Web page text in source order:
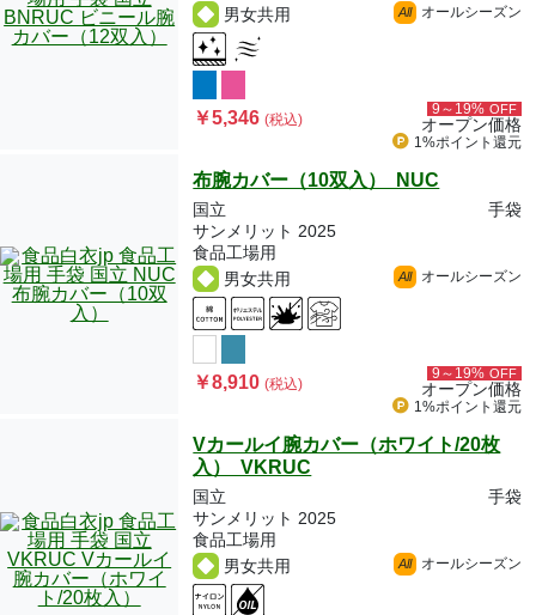
男女共用
All オールシーズン
￥5,346(税込)
9～19% OFF
オープン価格
1%ポイント 還元
布腕カバー（10双入） NUC
国立
手袋
サンメリット 2025
食品工場用
男女共用
All オールシーズン
￥8,910(税込)
9～19% OFF
オープン価格
1%ポイント 還元
Vカールイ腕カバー（ホワイト/20枚
入） VKRUC
国立
手袋
サンメリット 2025
食品工場用
男女共用
All オールシーズン